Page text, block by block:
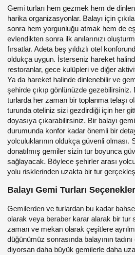
Gemi turları hem gezmek hem de
harika organizasyonlar. Balayı için
sonra hem yorgunluğu atmak hem de
evlendikten sonra ilk anılarınızı
fırsatlar. Adeta beş yıldızlı otel
oldukça uygun. İsterseniz hareket
restoranlar, gece kulüpleri ve diğer
Ya da hareket halinde dinlenebilir ve
şehirde çıkıp gönlünüzde gezebilirsiniz.
turlarda her zaman bir toplanma telaşı
turunda oteliniz sizi gezdirdiği için her
doyasıya çıkarabilirsiniz. Bir balayı
durumunda konfor kadar önemli bir
yolculuklarının oldukça güvenli olması.
donatılmış gemiler sizin tur boyunca
sağlayacak. Böylece şehirler arası
yolu risklerinden uzakta bir tur
Balayı Gemi Turları
Gemilerden ve turlardan bu kadar
olarak veya beraber karar alarak bir tur
zaman ve mekan olarak çeşitlere
düğünümüz sonrasında balayının
diyorsan daha büyük gemilerle daha